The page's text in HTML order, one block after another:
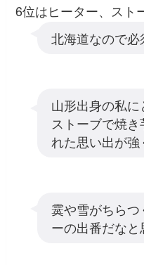
6位はヒーター、スト
北海道なので必
山形出身の私
ストーブで焼き
れた思い出が
霙や雪がちら
ーの出番だなと